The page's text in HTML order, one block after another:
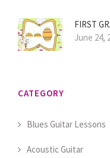
FIRST
June 24,
CATEGORY
Blues Guitar Lessons
Acoustic Guitar